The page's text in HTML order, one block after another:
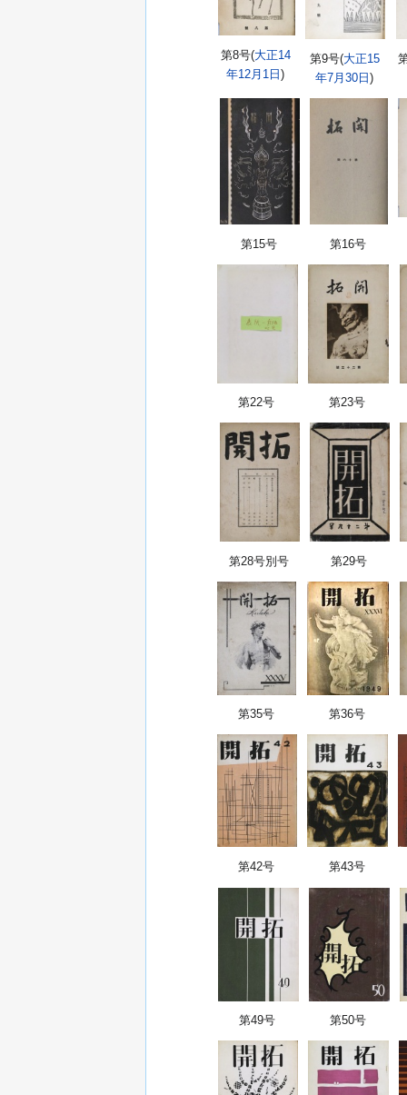
第8号(大正14
年12月1日)
第9号(大正15
年7月30日)
第15号 第16号
第22号 第23号
第28号別号 第29号
第35号 第36号
第42号 第43号
第49号 第50号